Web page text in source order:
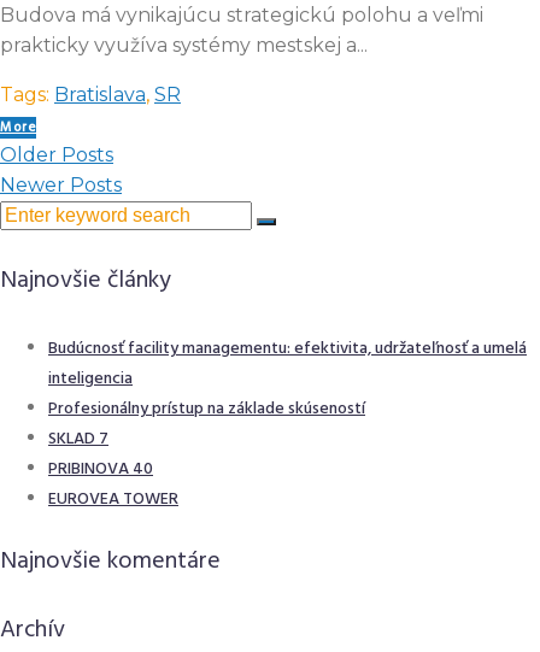
Budova má vynikajúcu strategickú polohu a veľmi
prakticky využíva systémy mestskej a...
Tags: Bratislava, SR
More
Older Posts
Newer Posts
Najnovšie články
Budúcnosť facility managementu: efektivita, udržateľnosť a umelá
inteligencia
Profesionálny prístup na základe skúseností
SKLAD 7
PRIBINOVA 40
EUROVEA TOWER
Najnovšie komentáre
Archív